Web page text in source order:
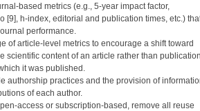
based metrics (e.g., 5-year impact factor,
[9], h-index, editorial and publication times, etc.)
performance.
of article-level metrics to encourage a shift toward
scientific content of an article rather than publication
it was published.
authorship practices and the provision of
of each author.
access or subscription-based, remove all reuse